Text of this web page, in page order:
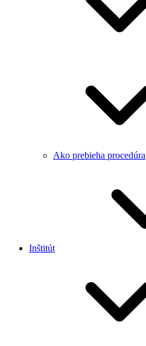
Ako prebieha procedúra
Inštitút